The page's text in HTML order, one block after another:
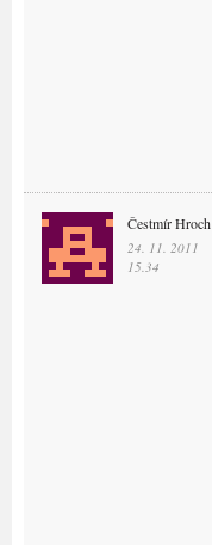
Čestmír Hroch
24. 11. 2011
15.34